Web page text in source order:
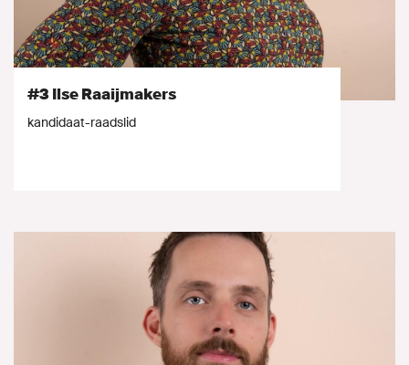
#3 Ilse Raaijmakers
kandidaat-raadslid